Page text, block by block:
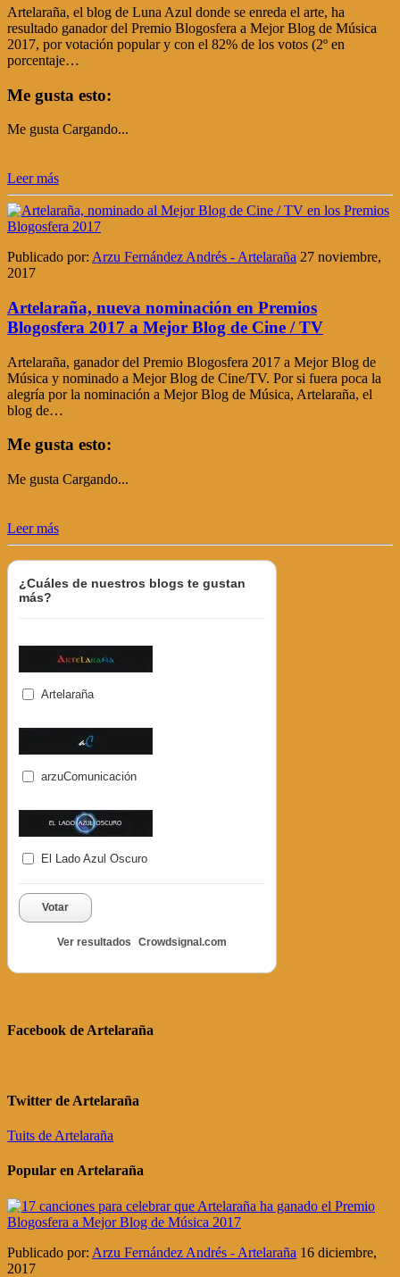
Artelaraña, el blog de Luna Azul donde se enreda el arte, ha
resultado ganador del Premio Blogosfera a Mejor Blog de Música
2017, por votación popular y con el 82% de los votos (2º en
porcentaje…
Me gusta esto:
Me gusta Cargando...
Leer más
Publicado por: Arzu Fernández Andrés - Artelaraña 27 noviembre,
2017
Artelaraña, nueva nominación en Premios
Blogosfera 2017 a Mejor Blog de Cine / TV
Artelaraña, ganador del Premio Blogosfera 2017 a Mejor Blog de
Música y nominado a Mejor Blog de Cine/TV. Por si fuera poca la
alegría por la nominación a Mejor Blog de Música, Artelaraña, el
blog de…
Me gusta esto:
Me gusta Cargando...
Leer más
¿Cuáles de nuestros blogs te gustan
más?
Artelaraña
arzuComunicación
El Lado Azul Oscuro
Votar
Ver resultados Crowdsignal.com
Facebook de Artelaraña
Twitter de Artelaraña
Tuits de Artelaraña
Popular en Artelaraña
Publicado por: Arzu Fernández Andrés - Artelaraña 16 diciembre,
2017